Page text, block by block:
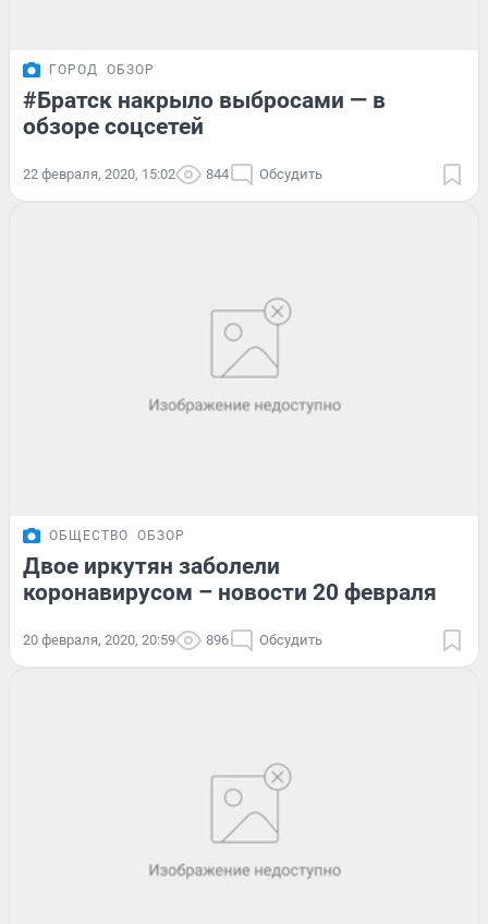
ГОРОД ОБЗОР
#Братск накрыло выбросами — в
обзоре соцсетей
22 февраля, 2020, 15:02 844 Обсудить
ОБЩЕСТВО ОБЗОР
Двое иркутян заболели
коронавирусом – новости 20 февраля
20 февраля, 2020, 20:59 896 Обсудить